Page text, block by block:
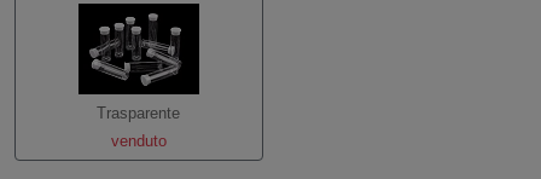
Trasparente
venduto